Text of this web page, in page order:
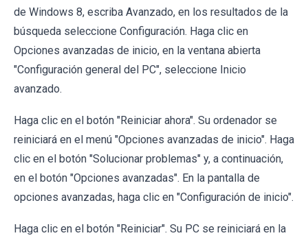
de Windows 8, escriba Avanzado, en los resultados de la
búsqueda seleccione Configuración. Haga clic en
Opciones avanzadas de inicio, en la ventana abierta
"Configuración general del PC", seleccione Inicio
avanzado.
Haga clic en el botón "Reiniciar ahora". Su ordenador se
reiniciará en el menú "Opciones avanzadas de inicio". Haga
clic en el botón "Solucionar problemas" y, a continuación,
en el botón "Opciones avanzadas". En la pantalla de
opciones avanzadas, haga clic en "Configuración de inicio".
Haga clic en el botón "Reiniciar". Su PC se reiniciará en la